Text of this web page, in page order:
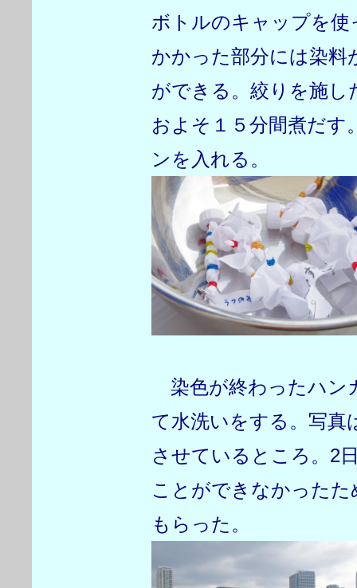
ボトルのキャップを
かかった部分には染料
ができる。絞りを施
およそ１５分間煮だす
ンを入れる。
染色が終わったハン
て水洗いをする。写真
させているところ。2
ことができなかった
もらった。